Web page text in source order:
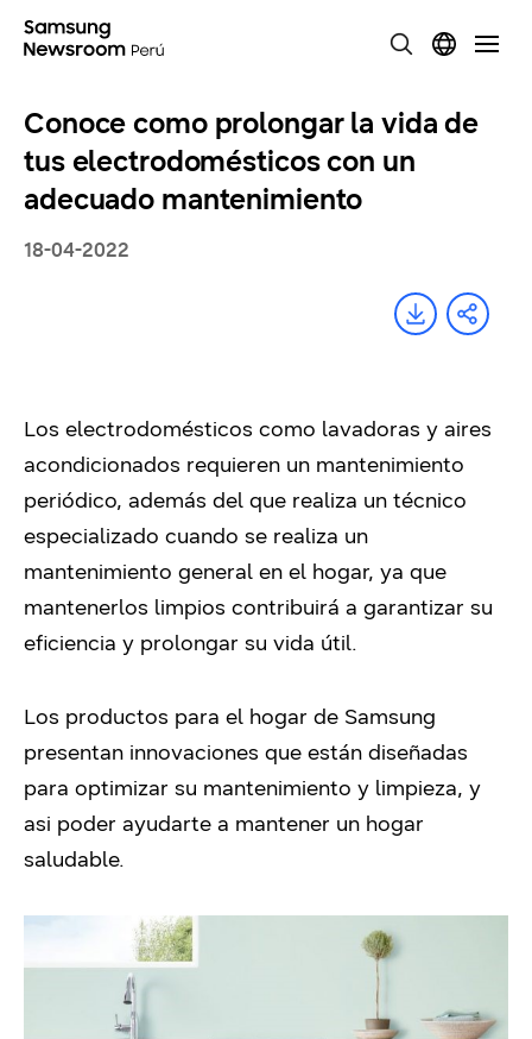
Conoce como prolongar la vida de
tus electrodomésticos con un
adecuado mantenimiento
18-04-2022
Los electrodomésticos como lavadoras y aires
acondicionados requieren un mantenimiento
periódico, además del que realiza un técnico
especializado cuando se realiza un
mantenimiento general en el hogar, ya que
mantenerlos limpios contribuirá a garantizar su
eficiencia y prolongar su vida útil.
Los productos para el hogar de Samsung
presentan innovaciones que están diseñadas
para optimizar su mantenimiento y limpieza, y
asi poder ayudarte a mantener un hogar
saludable.